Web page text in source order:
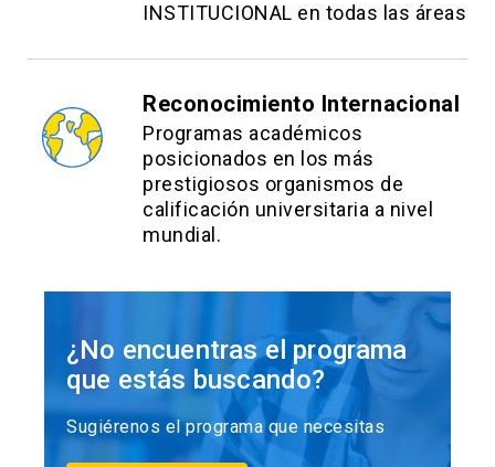
INSTITUCIONAL en todas las áreas
Reconocimiento Internacional
Programas académicos
posicionados en los más
prestigiosos organismos de
calificación universitaria a nivel
mundial.
¿No encuentras el programa
que estás buscando?
Sugiérenos el programa que necesitas